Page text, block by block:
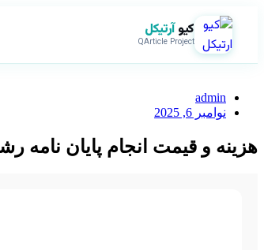
کیوآرتیکل
QArticle Project
admin
نوامبر 6, 2025
هزینه و قیمت انجام پایان